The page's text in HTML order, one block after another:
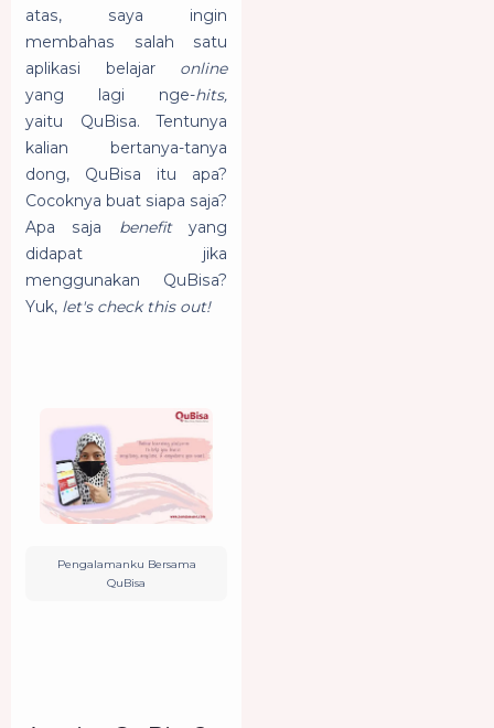
atas, saya ingin
membahas salah satu
aplikasi belajar online
yang lagi nge-hits,
yaitu QuBisa. Tentunya
kalian bertanya-tanya
dong, QuBisa itu apa?
Cocoknya buat siapa saja?
Apa saja benefityang
didapat jika
menggunakan QuBisa?
Yuk, let's check this out!
Pengalamanku Bersama
QuBisa